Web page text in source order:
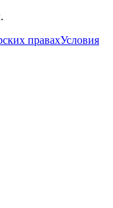
правахУсловия